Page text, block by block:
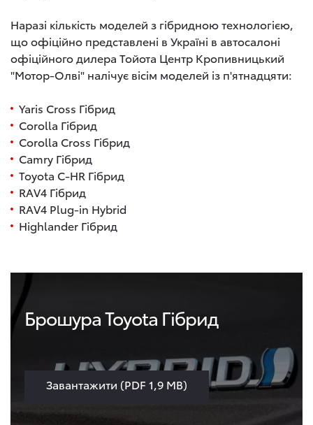
Наразі кількість моделей з гібридною технологією,
що офіційно представлені в Україні в автосалоні
офіційного дилера Тойота Центр Кропивницький
"Мотор-Олві" налічує вісім моделей із п'ятнадцяти:
Yaris Cross Гібрид
Corolla Гібрид
Corolla Cross Гібрид
Camry Гібрид
Toyota C-HR Гібрид
RAV4 Гібрид
RAV4 Plug-in Hybrid
Highlander Гібрид
Брошура Toyota Гібрид
Завантажити (PDF 1,9 MB)